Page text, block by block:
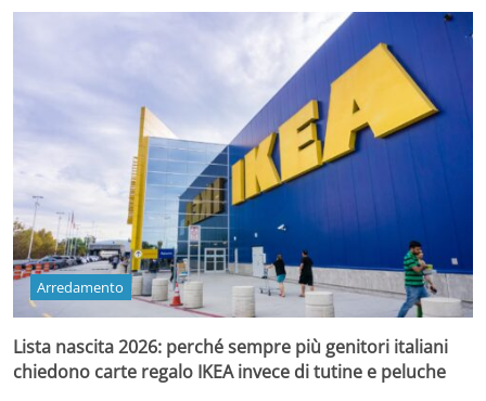
Arredamento
Lista nascita 2026: perché sempre più genitori italiani
chiedono carte regalo IKEA invece di tutine e peluche